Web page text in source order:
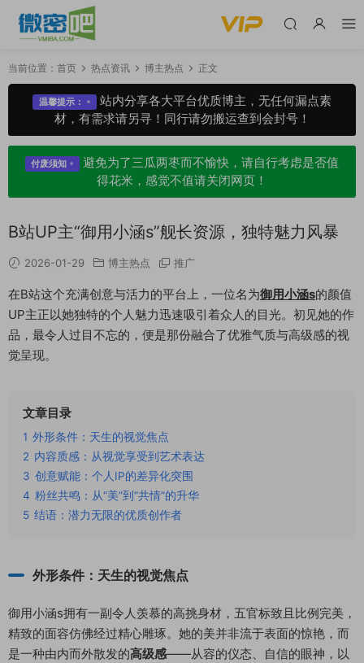
当前位置： 首页 热点资讯 博主热点 正文
温馨提示：
站内分享各大平台优质博主，无任何漏点素
材，有需求请另寻！同行请勿搬运查到会封号！
付废须知
避免为了三瓜两枣而不愉快，请自行考虑是否值
得花米，感觉不值请关闭网页！
B站UP主“御用小涵s”舰长资源，独特魅力风暴
2026-01-29 博主热点 推广
在B站这个充满创意与活力的平台上，一位名为御用小涵s的颜值
UP主正以她独特的个人魅力迅速吸引着众人的目光。初见她的作
品，最令人过目不忘的，便是那份融合了优雅气质与高级感的视
觉呈现。
文章目录
1 外形条件：天生的视觉焦点
2 内容质感：从视觉享受到艺术表达
3 创意赋能：个人IP的差异化突围
4 粉丝共鸣：从“美”到“共情”的升华
5 结语：潜力无限的优质创作者
外形条件：天生的视觉焦点
御用小涵s拥有一副令人羡慕的高挑身材，五官标致且比例完美，
精致的面容仿佛经过精心雕琢。她的美并非流于表面的惊艳，而
是一种由内而外散发的高级感——从容的仪态、自信的眼神，以